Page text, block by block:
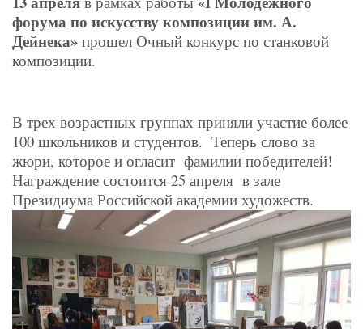
форума по искусству композиции им. А.
Дейнека» прошел Очный конкурс по станковой
композиции.
В трех возрастных группах приняли участие более
100 школьников и студентов. Теперь слово за
жюри, которое и огласит фамилии победителей!
Награждение состоится 25 апреля в зале
Президиума Российской академии художеств.